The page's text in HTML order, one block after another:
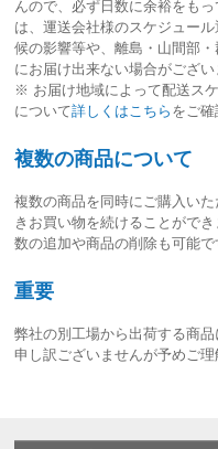
んので、必ず日数に余裕をも
は、運送会社様のスケジュー
候の影響等や、離島・山間部
にお届け出来ない場合がござい
※ お届け地域によって配送ス
について詳しくはこちら をご確
複数の商品について
複数の商品を同時にご購入い
きお買い物を続けることがで
数の追加や商品の削除も可能で
重要
弊社の別工場から出荷する商
申し訳ございませんが予めご理